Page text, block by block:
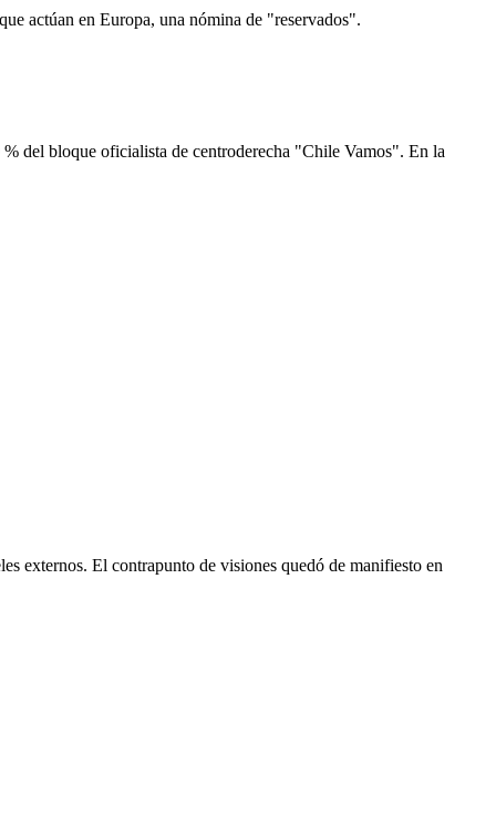
actúan en Europa, una nómina de "reservados".
del bloque oficialista de centroderecha "Chile Vamos". En la
externos. El contrapunto de visiones quedó de manifiesto en